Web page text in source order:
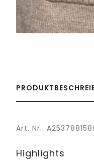
Art. Nr.:
Highlights